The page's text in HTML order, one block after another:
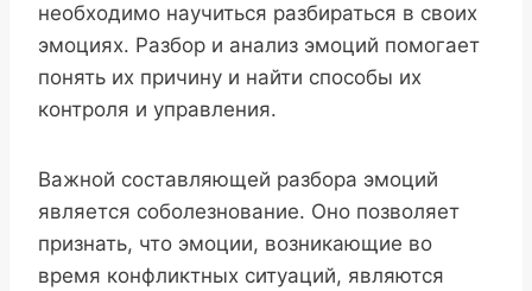
необходимо научиться разбираться в своих
эмоциях. Разбор и анализ эмоций помогает
понять их причину и найти способы их
контроля и управления.
Важной составляющей разбора эмоций
является соболезнование. Оно позволяет
признать, что эмоции, возникающие во
время конфликтных ситуаций, являются